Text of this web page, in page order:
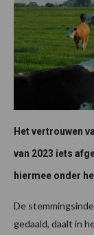
Het vertrouwen
van 2023 iets
hiermee onder
De
gedaald, daalt in